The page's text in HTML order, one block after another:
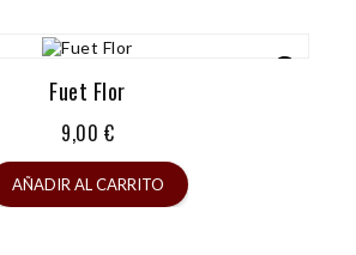
Fuet Flor
Precio
9,00 €
AÑADIR AL CARRITO